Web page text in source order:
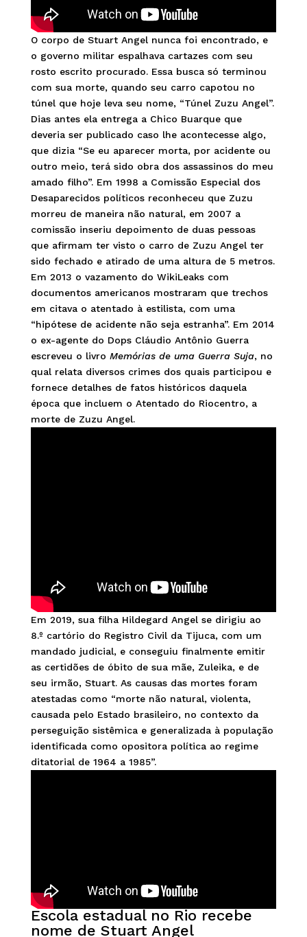
O corpo de Stuart Angel nunca foi encontrado, e
o governo militar espalhava cartazes com seu
rosto escrito procurado. Essa busca só terminou
com sua morte, quando seu carro capotou no
túnel que hoje leva seu nome, “Túnel Zuzu Angel”.
Dias antes ela entrega a Chico Buarque que
deveria ser publicado caso lhe acontecesse algo,
que dizia “Se eu aparecer morta, por acidente ou
outro meio, terá sido obra dos assassinos do meu
amado filho”.Em 1998 a Comissão Especial dos
Desaparecidos políticos reconheceu que Zuzu
morreu de maneira não natural, em 2007 a
comissão inseriu depoimento de duas pessoas
que afirmam ter visto o carro de Zuzu Angel ter
sido fechado e atirado de uma altura de 5 metros.
Em 2013 o vazamento do WikiLeaks com
documentos americanos mostraram que trechos
em citava o atentado à estilista, com uma
“hipótese de acidente não seja estranha”. Em 2014
o ex-agente do Dops Cláudio Antônio Guerra
escreveu o livro Memórias de uma Guerra Suja, no
qual relata diversos crimes dos quais participou e
fornece detalhes de fatos históricos daquela
época que incluem o Atentado do Riocentro, a
morte de Zuzu Angel.
Em 2019, sua filha Hildegard Angel se dirigiu ao
8.º cartório do Registro Civil da Tijuca, com um
mandado judicial, e conseguiu finalmente emitir
as certidões de óbito de sua mãe, Zuleika, e de
seu irmão, Stuart. As causas das mortes foram
atestadas como “morte não natural, violenta,
causada pelo Estado brasileiro, no contexto da
perseguição sistêmica e generalizada à população
identificada como opositora política ao regime
ditatorial de 1964 a 1985”.
Escola estadual no Rio recebe
nome de Stuart Angel